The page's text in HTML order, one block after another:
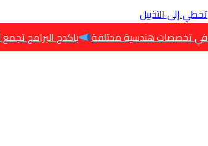
تخطي إلى التذييل
باكدج البرامج تجمع أهم الأدوات